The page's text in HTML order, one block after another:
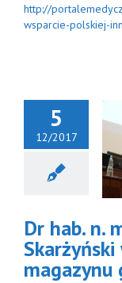
http://
wsparcie-polskiej-
5
12/2017
n. med.
Piotr H.
„Fakty”
Dr hab. n.
magazynu